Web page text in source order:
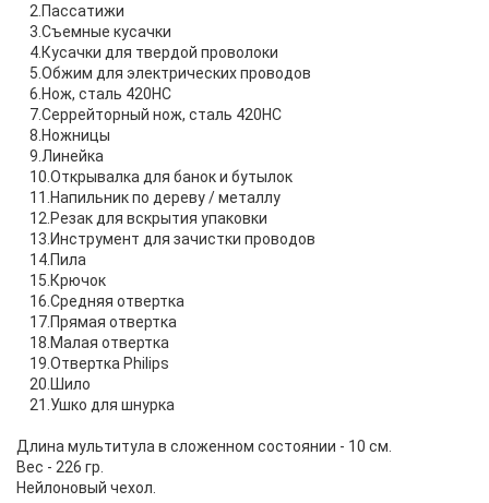
2.Пассатижи
3.Съемные кусачки
4.Кусачки для твердой проволоки
5.Обжим для электрических проводов
6.Нож, сталь 420HC
7.Серрейторный нож, сталь 420HC
8.Ножницы
9.Линейка
10.Открывалка для банок и бутылок
11.Напильник по дереву / металлу
12.Резак для вскрытия упаковки
13.Инструмент для зачистки проводов
14.Пила
15.Крючок
16.Средняя отвертка
17.Прямая отвертка
18.Малая отвертка
19.Отвертка Philips
20.Шило
21.Ушко для шнурка
Длина мультитула в сложенном состоянии - 10 см.
Вес - 226 гр.
Нейлоновый чехол.